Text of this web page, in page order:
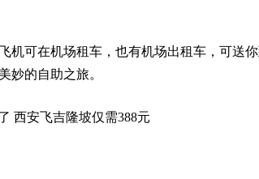
可在机场租车，也有机场出租车，可送
妙的自助之旅。